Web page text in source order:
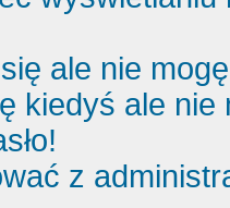
ale nie
kiedyś ale
z